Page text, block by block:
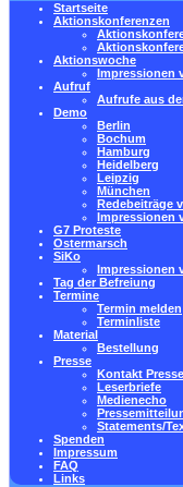
Startseite
Aktionskonferenzen
Aktionswoche
Impressionen
Aufruf
Aufrufe aus
Demo
Berlin
Bochum
Hamburg
Heidelberg
Leipzig
München
Redebeiträge
Impressionen
G7 Proteste
Ostermarsch
SiKo
Impressionen
Tag der Befreiung
Termine
Termin melden
Terminliste
Material
Bestellung
Presse
Kontakt Presse
Leserbriefe
Medienecho
Statements/
Spenden
Impressum
FAQ
Links